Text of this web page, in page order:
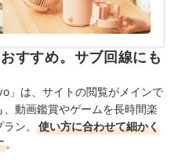
すすめ。サブ回線にも
」は、サイトの閲覧がメインで
動画鑑賞やゲームを長時間楽
ン。
使い方に合わせて細かく
。